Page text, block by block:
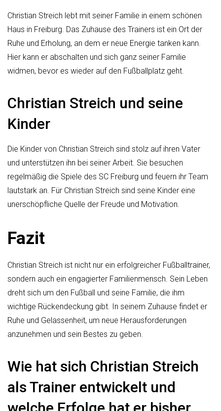
Christian Streich lebt mit seiner Familie in einem schönen
Haus in Freiburg. Das Zuhause des Trainers ist ein Ort der
Ruhe und Erholung, an dem er neue Energie tanken kann.
Hier kann er abschalten und sich ganz seiner Familie
widmen, bevor es wieder auf den Fußballplatz geht.
Christian Streich und seine
Kinder
Die Kinder von Christian Streich sind stolz auf ihren Vater
und unterstützen ihn bei seiner Arbeit. Sie besuchen
regelmäßig die Spiele des SC Freiburg und feuern ihr Team
lautstark an. Für Christian Streich sind seine Kinder eine
unerschöpfliche Quelle der Freude und Motivation.
Fazit
Christian Streich ist nicht nur ein erfolgreicher Fußballtrainer,
sondern auch ein engagierter Familienmensch. Sein Leben
dreht sich um den Fußball und seine Familie, die ihm
wichtige Rückendeckung gibt. In seinem Zuhause findet er
Ruhe und Gelassenheit, um neue Herausforderungen
anzunehmen und sein Bestes zu geben.
Wie hat sich Christian Streich
als Trainer entwickelt und